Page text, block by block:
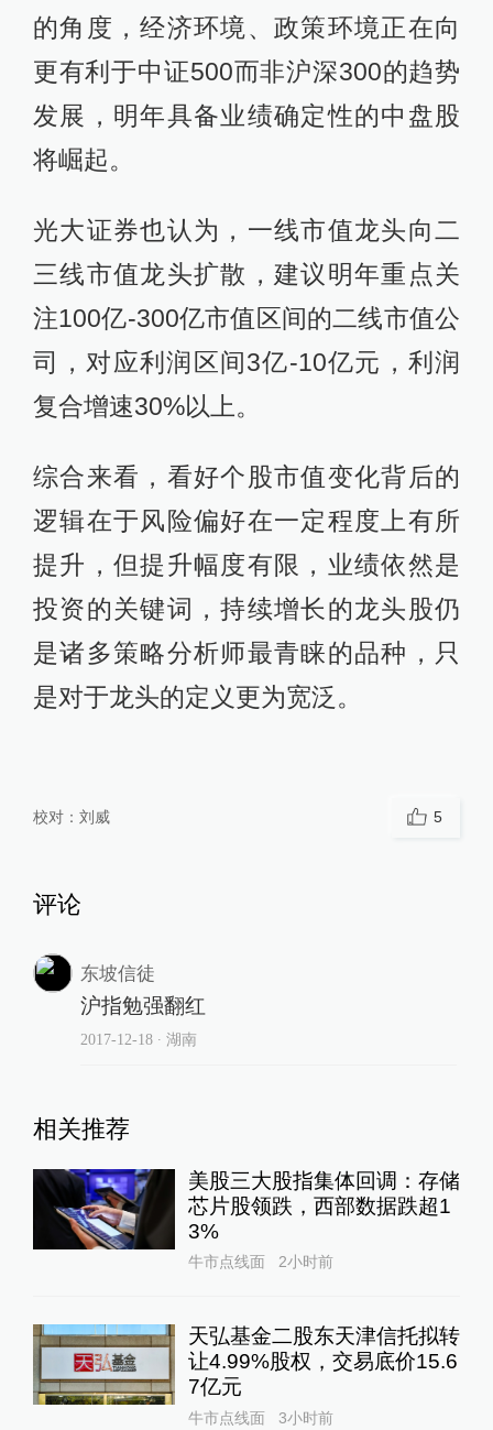
的角度，经济环境、政策环境正在向
更有利于中证500而非沪深300的趋势
发展，明年具备业绩确定性的中盘股
将崛起。
光大证券也认为，一线市值龙头向二
三线市值龙头扩散，建议明年重点关
注100亿-300亿市值区间的二线市值公
司，对应利润区间3亿-10亿元，利润
复合增速30%以上。
综合来看，看好个股市值变化背后的
逻辑在于风险偏好在一定程度上有所
提升，但提升幅度有限，业绩依然是
投资的关键词，持续增长的龙头股仍
是诸多策略分析师最青睐的品种，只
是对于龙头的定义更为宽泛。
校对： 刘威 5
评论
东坡信徒
沪指勉强翻红
2017-12-18∙ 湖南
相关推荐
美股三大股指集体回调：存储
芯片股领跌，西部数据跌超1
3%
牛市点线面 2小时前
天弘基金二股东天津信托拟转
让4.99%股权，交易底价15.6
7亿元
牛市点线面 3小时前